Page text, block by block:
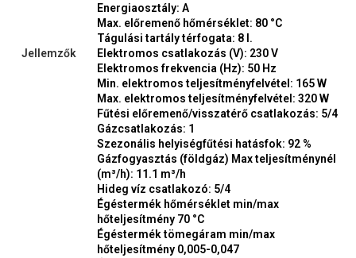
Jellemzők
Energiaosztály: A
Max. előremenő hőmérséklet: 80 °C
Tágulási tartály térfogata: 8 l.
Elektromos csatlakozás (V): 230 V
Elektromos frekvencia (Hz): 50 Hz
Min. elektromos teljesítményfelvétel: 165 W
Max. elektromos teljesítményfelvétel: 320 W
Fűtési előremenő/visszatérő csatlakozás: 5/4
Gázcsatlakozás: 1
Szezonális helyiségfűtési hatásfok: 92 %
Gázfogyasztás (földgáz) Max teljesítménynél
(m³/h): 11.1 m³/h
Hideg víz csatlakozó: 5/4
Égéstermék hőmérséklet min/max
hőteljesítmény 70 °C
Égéstermék tömegáram min/max
hőteljesítmény 0,005-0,047